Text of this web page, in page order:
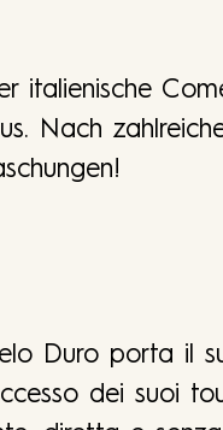
Nach
Duro porta il
dei suoi